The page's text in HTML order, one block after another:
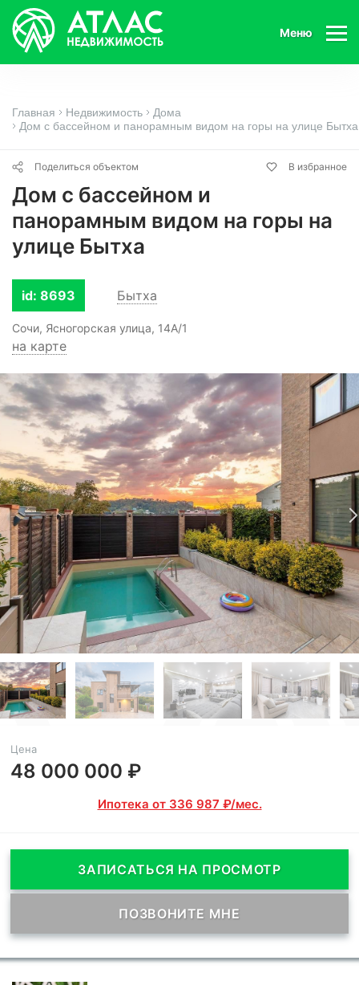
Меню
Главная Недвижимость
Дома
Дом с бассейном и панорамным видом на горы на улице Бытха
Поделиться объектом В избранное
Дом с бассейном и
панорамным видом на горы на
улице Бытха
id: 8693 Бытха
Сочи, Ясногорская улица, 14А/1
на карте
Цена
48 000 000 ₽
Ипотека от 336 987 ₽/мес.
ЗАПИСАТЬСЯ НА ПРОСМОТР
ПОЗВОНИТЕ МНЕ